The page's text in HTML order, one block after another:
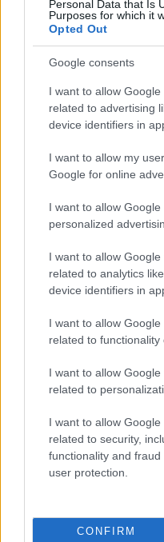
Personal Data that Is
Purposes for which it
Opted Out
Google consents
I want to allow
related to advertising
device identifiers in
I want to allow my
Google for online
I want to allow
personalized
I want to allow
related to analytics
device identifiers in
I want to allow
related to functionality
I want to allow
related to
I want to allow
related to security,
functionality and
user protection.
CONFIRM
Havasilive•2017. november 15.
Olyan sokat tanultam,
már az életem során,
kedvem ilyennel tölteni